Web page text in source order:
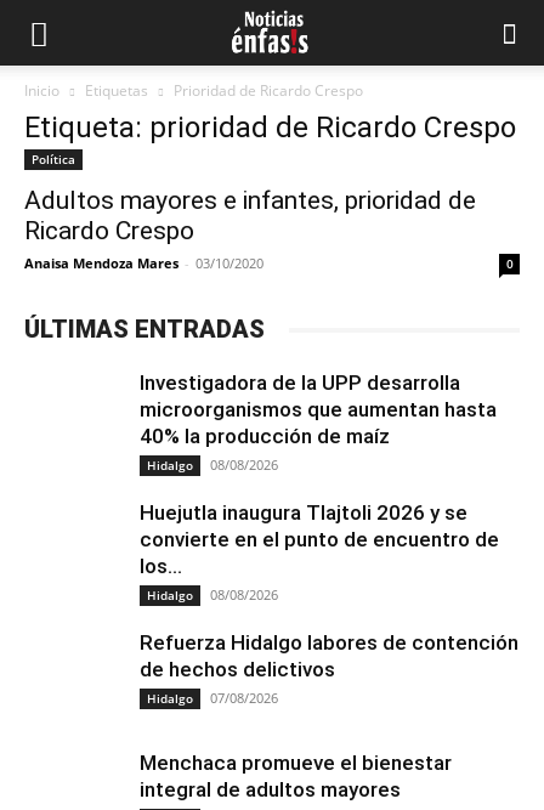
Inicio Etiquetas Prioridad de Ricardo Crespo
Etiqueta: prioridad de Ricardo Crespo
Política
Adultos mayores e infantes, prioridad de
Ricardo Crespo
Anaisa Mendoza Mares - 03/10/2020 0
ÚLTIMAS ENTRADAS
Investigadora de la UPP desarrolla
microorganismos que aumentan hasta
40% la producción de maíz
Hidalgo 08/08/2026
Huejutla inaugura Tlajtoli 2026 y se
convierte en el punto de encuentro de
los...
Hidalgo 08/08/2026
Refuerza Hidalgo labores de contención
de hechos delictivos
Hidalgo 07/08/2026
Menchaca promueve el bienestar
integral de adultos mayores